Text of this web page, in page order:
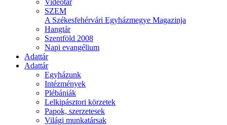
Videótár
SZEM
A Székesfehérvári Egyházmegye Magazinja
Hangtár
Szentföld 2008
Napi evangélium
Adattár
Adattár
Egyházunk
Intézmények
Plébániák
Lelkipásztori körzetek
Papok, szerzetesek
Világi munkatársak